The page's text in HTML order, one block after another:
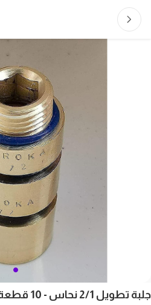
جلبة تطويل 2/1 نحاس - 10 قطعة